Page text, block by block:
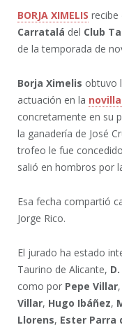
BORJA XIMELIS recibe
Carratalá del Club
de la temporada de
Borja Ximelis obtuvo
actuación en la
concretamente en su
la ganadería de José
trofeo le fue
salió en hombros por
Esa fecha compartió
Jorge Rico.
El jurado ha estado
Taurino de Alicante,
como por Pepe Villar,
Villar, Hugo Ibáñez,
Llorens, Ester Parra